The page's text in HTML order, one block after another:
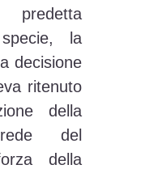
la
decisione
ritenuto
della
del
della